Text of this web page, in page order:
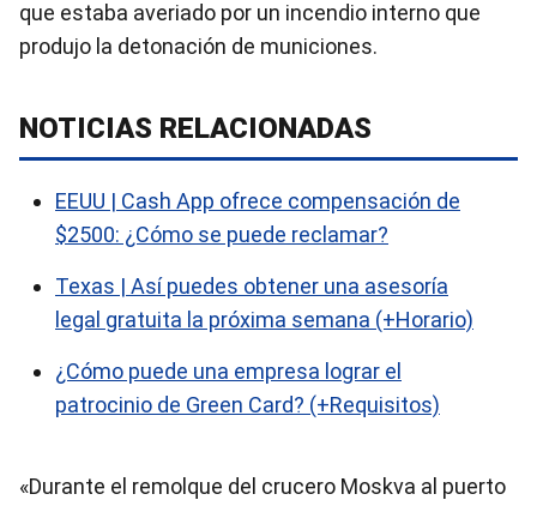
que estaba averiado por un incendio interno que
produjo la detonación de municiones.
NOTICIAS RELACIONADAS
EEUU | Cash App ofrece compensación de
$2500: ¿Cómo se puede reclamar?
Texas | Así puedes obtener una asesoría
legal gratuita la próxima semana (+Horario)
¿Cómo puede una empresa lograr el
patrocinio de Green Card? (+Requisitos)
«Durante el remolque del crucero Moskva al puerto